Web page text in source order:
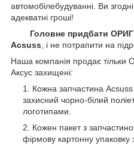
автомобілебудуванні. Ви
адекватні гроші!
Головне придбати
Acsuss , і не потрапити на
Наша компанія продає тільки
Аксус захищені:
Кожна запчастина
захисний чорно-білий
логотипами.
Кожен пакет з
фірмову картонну упаковку